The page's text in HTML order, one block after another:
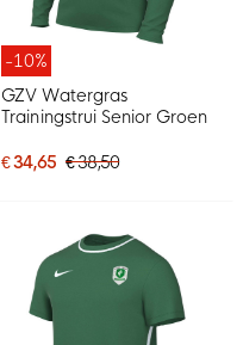
-10%
GZV Watergras
Trainingstrui Senior Groen
€ 34,65 € 38,50